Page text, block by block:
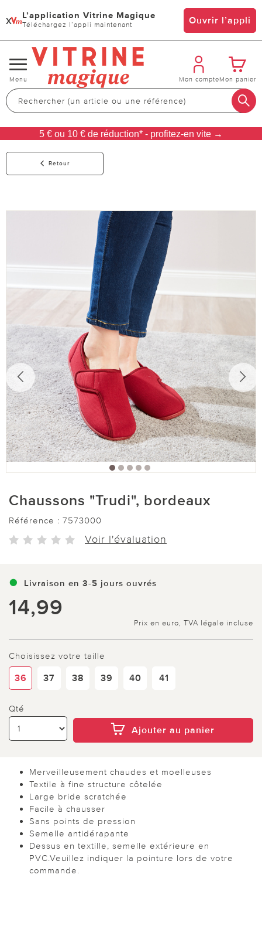
x L’application Vitrine Magique
Téléchargez l’appli maintenant Ouvrir l’appli
Changer
de
navigation
Menu Mon compteMon panier
5 € ou 10 € de réduction* - profitez-en vite →
Retour
Chaussons "Trudi", bordeaux
Référence : 7573000
Voir l'évaluation
Livraison en 3-5 jours ouvrés
14,99
Prix en euro, TVA légale incluse
Choisissez votre taille
36 37 38 39 40 41
Qté
Ajouter au panier
Merveilleusement chaudes et moelleuses
Textile à fine structure côtelée
Large bride scratchée
Facile à chausser
Sans points de pression
Semelle antidérapante
Dessus en textille, semelle extérieure en
PVC.Veuillez indiquer la pointure lors de votre
commande.